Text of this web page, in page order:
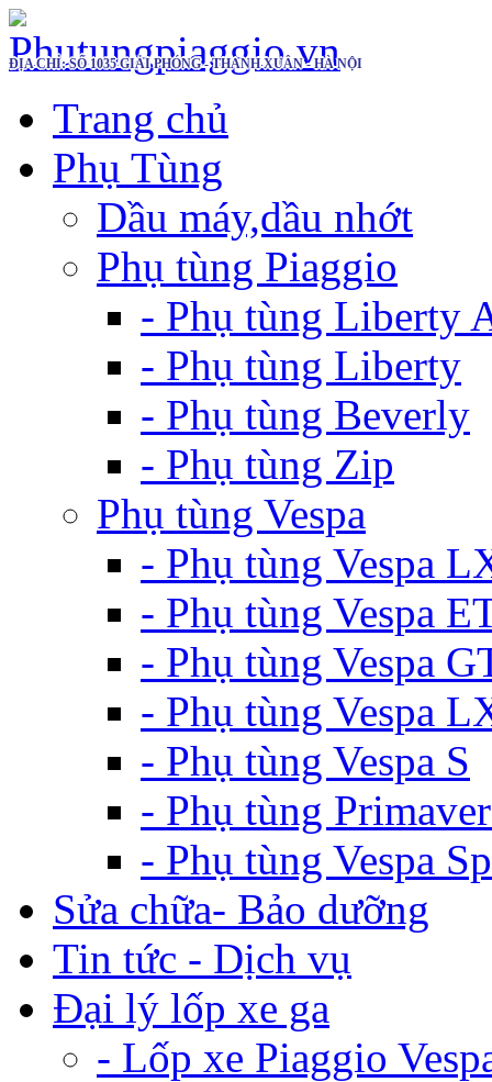
ĐỊA CHỈ: SỐ 1035 GIẢI PHÓNG - THANH XUÂN - HÀ NỘI
Trang chủ
Phụ Tùng
Dầu máy,dầu nhớt
Phụ tùng Piaggio
- Phụ tùng Liberty
- Phụ tùng Liberty
- Phụ tùng Beverly
- Phụ tùng Zip
Phụ tùng Vespa
- Phụ tùng Vespa
- Phụ tùng Vespa
- Phụ tùng Vespa
- Phụ tùng Vespa
- Phụ tùng Vespa S
- Phụ tùng
- Phụ tùng Vespa
Sửa chữa- Bảo dưỡng
Tin tức - Dịch vụ
Đại lý lốp xe ga
- Lốp xe Piaggio